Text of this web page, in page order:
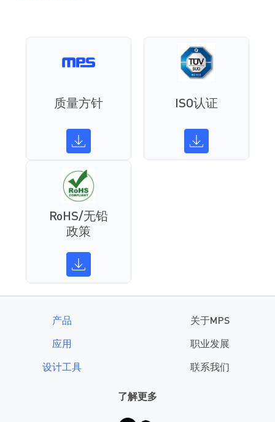
质量方针 ISO认证
RoHS/无铅
政策
产品
应用
设计工具
关于MPS
职业发展
联系我们
了解更多